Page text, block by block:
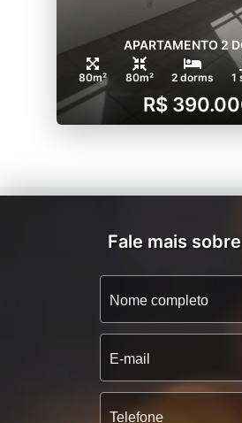
APARTAMENTO 2
80m² 80m² 2 dorms 1
R$
Fale mais